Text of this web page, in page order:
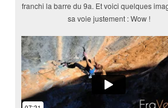
franchi la barre du 9a. Et voici quelques
sa voie justement : Wow !